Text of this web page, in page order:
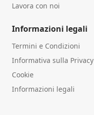
Lavora con noi
Informazioni legali
Termini e Condizioni
Informativa sulla Privacy
Cookie
Informazioni legali